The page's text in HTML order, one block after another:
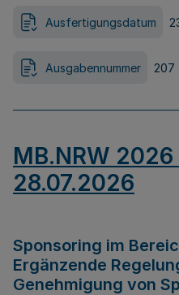
Ausfertigungsdatum
Ausgabennummer 207
MB.NRW
28.07.2026
Sponsoring im
Ergänzende
Genehmigung von